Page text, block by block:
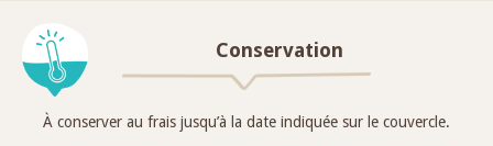
Conservation
À conserver au frais jusqu’à la date indiquée sur le couvercle.